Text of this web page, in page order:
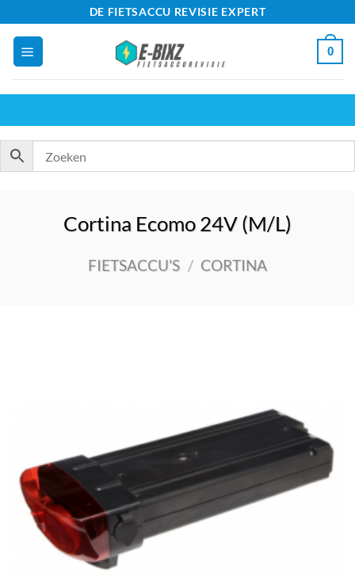
naar
inhoud
DE FIETSACCU REVISIE EXPERT
0
Cortina Ecomo 24V (M/L)
FIETSACCU'S / CORTINA